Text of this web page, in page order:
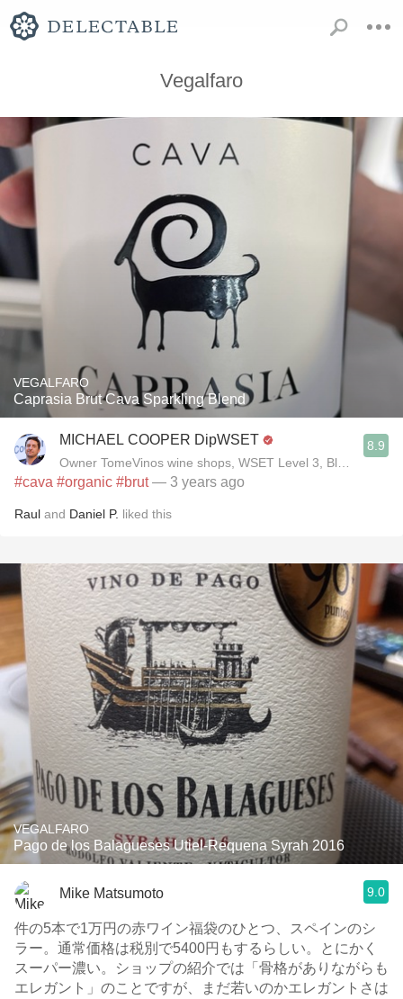
Vegalfaro
VEGALFARO
Caprasia Brut Cava Sparkling Blend
MICHAEL COOPER DipWSET
Owner TomeVinos wine shops, WSET Level 3, Blogger
8.9
#cava #organic #brut— 3 years ago
Raul and Daniel P. liked this
VEGALFARO
Pago de los Balagueses Utiel-Requena Syrah 2016
Mike Matsumoto 9.0
件の5本で1万円の赤ワイン福袋のひとつ、スペインのシ
ラー。通常価格は税別で5400円もするらしい。とにかく
スーパー濃い。ショップの紹介では「骨格がありながらも
エレガント」のことですが、まだ若いのかエレガントさは